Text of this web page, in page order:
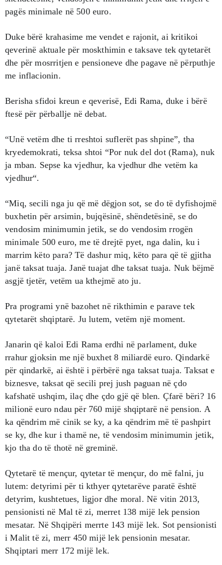
pagës minimale në 500 euro.
Duke bërë krahasime me vendet e rajonit, ai kritikoi
qeverinë aktuale për moskthimin e taksave tek qytetarët
dhe për mosrritjen e pensioneve dhe pagave në përputhje
me inflacionin.
Berisha sfidoi kreun e qeverisë, Edi Rama, duke i bërë
ftesë për përballje në debat.
“Unë vetëm dhe ti rreshtoi suflerët pas shpine”, tha
kryedemokrati, teksa shtoi “Por nuk del dot (Rama), nuk
ja mban. Sepse ka vjedhur, ka vjedhur dhe vetëm ka
vjedhur“.
“Miq, secili nga ju që më dëgjon sot, se do të dyfishojmë
buxhetin për arsimin, bujqësinë, shëndetësinë, se do
vendosim minimumin jetik, se do vendosim rrogën
minimale 500 euro, me të drejtë pyet, nga dalin, ku i
marrim këto para? Të dashur miq, këto para që të gjitha
janë taksat tuaja. Janë tuajat dhe taksat tuaja. Nuk bëjmë
asgjë tjetër, vetëm ua kthejmë ato ju.
Pra programi ynë bazohet në rikthimin e parave tek
qytetarët shqiptarë. Ju lutem, vetëm një moment.
Janarin që kaloi Edi Rama erdhi në parlament, duke
rrahur gjoksin me një buxhet 8 miliardë euro. Qindarkë
për qindarkë, ai është i përbërë nga taksat tuaja. Taksat e
biznesve, taksat që secili prej jush paguan në çdo
kafshatë ushqim, ilaç dhe çdo gjë që blen. Çfarë bëri? 16
milionë euro ndau për 760 mijë shqiptarë në pension. A
ka qëndrim më cinik se ky, a ka qëndrim më të pashpirt
se ky, dhe kur i thamë ne, të vendosim minimumin jetik,
kjo tha do të thotë në greminë.
Qytetarë të mençur, qytetar të mençur, do më falni, ju
lutem: detyrimi për ti kthyer qytetarëve paratë është
detyrim, kushtetues, ligjor dhe moral. Në vitin 2013,
pensionisti në Mal të zi, merret 138 mijë lek pension
mesatar. Në Shqipëri merrte 143 mijë lek. Sot pensionisti
i Malit të zi, merr 450 mijë lek pensionin mesatar.
Shqiptari merr 172 mijë lek.